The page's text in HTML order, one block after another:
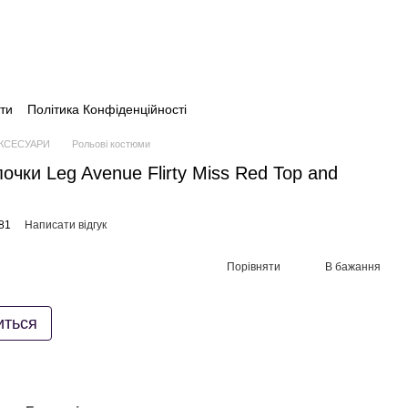
Політика Конфіденційності
Рольові костюми
Leg Avenue Flirty Miss Red Top and
Написати відгук
Порівняти В бажання